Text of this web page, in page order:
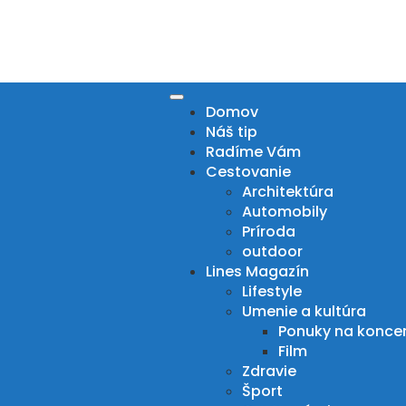
Domov
Náš tip
Radíme Vám
Cestovanie
Architektúra
Automobily
Príroda
outdoor
Lines Magazín
Lifestyle
Umenie a kultúra
Ponuky na
Film
Zdravie
Šport